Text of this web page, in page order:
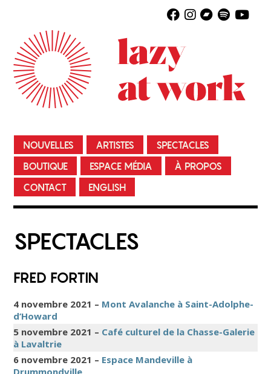
NOUVELLES ARTISTES
SPECTACLES
BOUTIQUE
ESPACE MÉDIA
À PROPOS
CONTACT
ENGLISH
SPECTACLES
FRED FORTIN
4 novembre 2021 – Mont Avalanche à Saint-Adolphe-
d’Howard
5 novembre 2021 – Café culturel de la Chasse-Galerie
à Lavaltrie
6 novembre 2021 – Espace Mandeville à
Drummondville